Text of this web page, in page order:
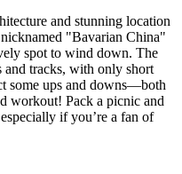
and stunning location
"Bavarian China"
spot to wind down. The
and tracks, with only short
some ups and downs—both
workout! Pack a picnic and
if you’re a fan of